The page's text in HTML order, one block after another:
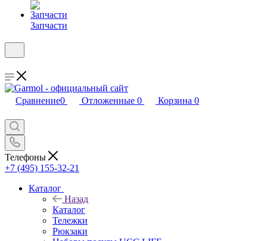
Запчасти
Сравнение0 Отложенные 0 Корзина 0
Телефоны
+7 (495) 155-32-21
Каталог
Назад
Каталог
Тележки
Рюкзаки